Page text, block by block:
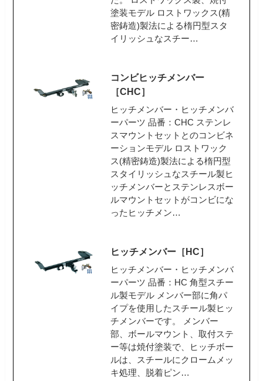
塗装モデル ロストワックス(精
密鋳造)製法による楕円型スタ
イリッシュなスチー…
コンビヒッチメンバー
［CHC］
ヒッチメンバー・ヒッチメンバ
ーパーツ 品番：CHC ステンレ
スマウントセットとのコンビネ
ーションモデル ロストワック
ス(精密鋳造)製法による楕円型
スタイリッシュなスチール製ヒ
ッチメンバーとステンレスボー
ルマウントセットがコンビにな
ったヒッチメン…
ヒッチメンバー［HC］
ヒッチメンバー・ヒッチメンバ
ーパーツ 品番：HC 角型スチー
ル製モデル メンバー部に角パ
イプを使用したスチール製ヒッ
チメンバーです。 メンバー
部、ボールマウント、取付ステ
ー等は焼付塗装で、ヒッチボー
ルは、スチールにクロームメッ
キ処理、脱着ピン…